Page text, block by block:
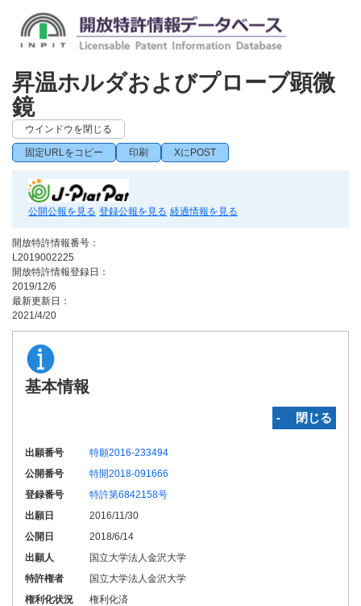
昇温ホルダおよびプローブ顕微
鏡
ウインドウを閉じる
固定URLをコピー 印刷 XにPOST
公開公報を見る 登録公報を見る 経過情報を見る
開放特許情報番号：
L2019002225
開放特許情報登録日：
2019/12/6
最新更新日：
2021/4/20
基本情報
‐ 閉じる
出願番号
特願2016-233494
公開番号
特開2018-091666
登録番号
特許第6842158号
出願日
2016/11/30
公開日
2018/6/14
出願人
国立大学法人金沢大学
特許権者
国立大学法人金沢大学
権利化状況
権利化済